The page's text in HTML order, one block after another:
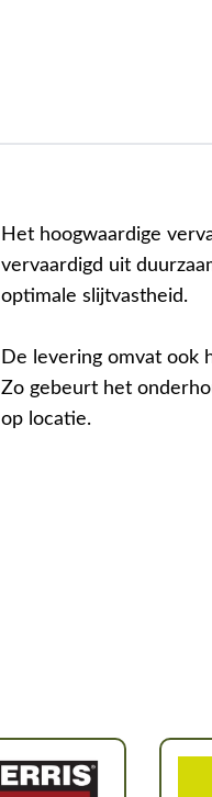
Het hoogwaardige
vervaardigd uit
optimale slijtvastheid.
De levering omvat ook
Zo gebeurt het
op locatie.